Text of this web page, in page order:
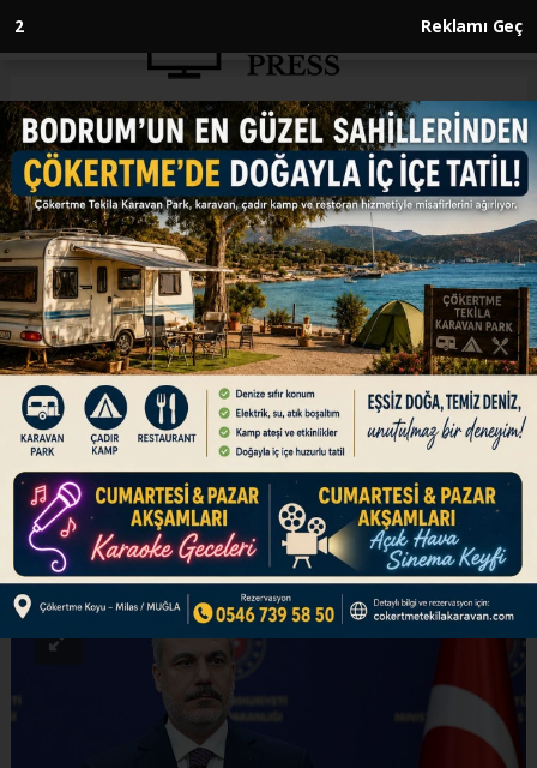
2 Reklamı Geç
Anasayfa SİYASET
Bakan Fidan Suudi Arabistan'a
gidiyor
SİYASET
27.04.2024 - 14:36, Güncelleme: 27.04.2024 - 14:36
Türkiye'nin Gazze'deki insanlık krizini sona
erdirmek için yürüttüğü diplomasi trafiği
sürüyor. Dışişleri Bakanı Hakan Fidan bu
kapsamda yarın Suudi Arabistan'a gidecek.
ABONE OL